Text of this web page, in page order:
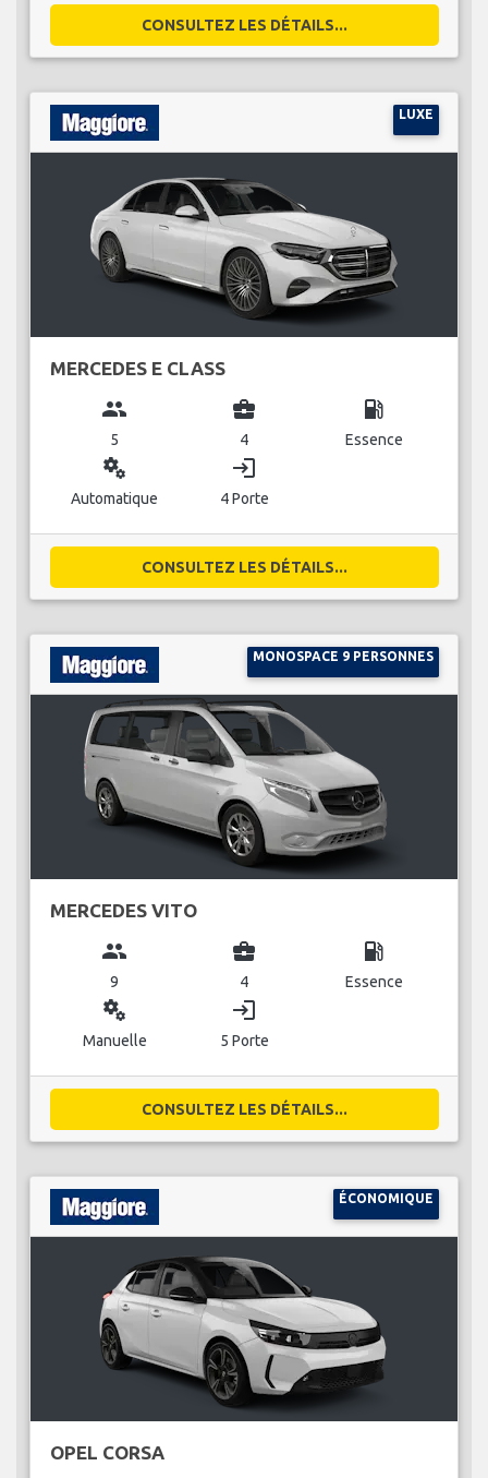
CONSULTEZ LES DÉTAILS...
LUXE
MERCEDES E CLASS
group
5
business_center
4
local_gas_station
Essence
miscellaneous_services
Automatique
login
4 Porte
CONSULTEZ LES DÉTAILS...
MONOSPACE 9 PERSONNES
MERCEDES VITO
group
9
business_center
4
local_gas_station
Essence
miscellaneous_services
Manuelle
login
5 Porte
CONSULTEZ LES DÉTAILS...
ÉCONOMIQUE
OPEL CORSA